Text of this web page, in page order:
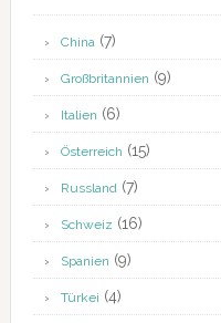
China(7)
Großbritannien (9)
Italien (6)
Österreich (15)
Russland(7)
Schweiz (16)
Spanien (9)
Türkei (4)